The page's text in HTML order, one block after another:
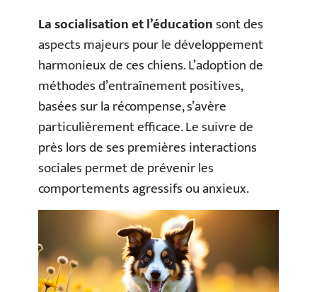
La socialisation et l’éducationsont des
aspects majeurs pour le développement
harmonieux de ces chiens. L’adoption de
méthodes d’entraînement positives,
basées sur la récompense, s’avère
particulièrement efficace. Le suivre de
près lors de ses premières interactions
sociales permet de prévenir les
comportements agressifs ou anxieux.